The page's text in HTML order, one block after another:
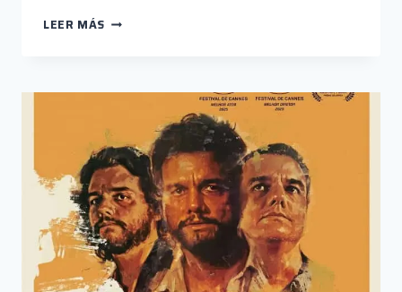
LEER MÁS HUMO,